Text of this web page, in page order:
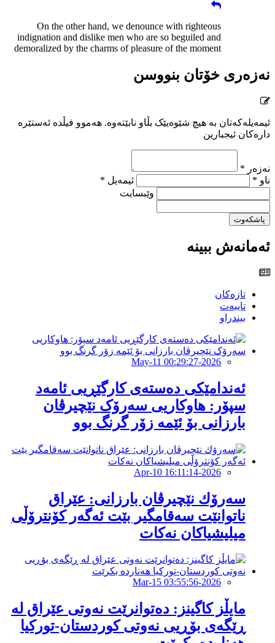
On the other hand, we denounce with righteous
indignation and dislike men who are so beguiled and
demoralized by the charms of pleasure of the moment
نەزەری خۆتان بنووسن
ئیمەیلەکەتان بە هیچ شێوەیێک بڵاو نابێتەوە. هەموو فیڵدە ئەستێرە
دارەکان ئیجبارین
نەزەر *
ناو *
ئیمەیل *
وێبسایت
پاشکەوت
ئەمانەش ببینە
تازەکان
تایبەت
بیندراو
2026-May-11 00:29:27
ئەندامێكی دەستەی کارگێڕیی ئامەد
سپۆر: هاوکاریی سەرۆک نێچیرڤان
بارزانی بۆ ئێمە زۆر گرنگ بوو
2026-Apr-10 16:11:14
سەرۆك نێچیرڤان بارزانی: عێراق
ناتوانێت سەقامگیر بێت ئەگەر کۆنترۆڵی
میلیشیاکان نەکات
2026-Mar-15 03:55:56
مایڵز کاگینز: دەتوانرێت نەوتی عێراق لە
ڕێگەی بۆڕیی نەوتی کوردستان-تورکیا